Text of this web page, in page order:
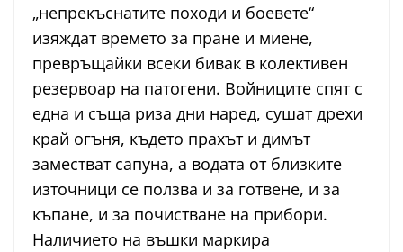
„непрекъснатите походи и боевете“
изяждат времето за пране и миене,
превръщайки всеки бивак в колективен
резервоар на патогени. Войниците спят с
една и съща риза дни наред, сушат дрехи
край огъня, където прахът и димът
заместват сапуна, а водата от близките
източници се ползва и за готвене, и за
къпане, и за почистване на прибори.
Наличието на въшки маркира